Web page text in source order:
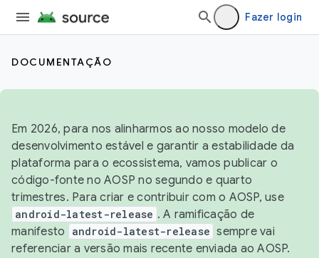
Fazer login
DOCUMENTAÇÃO
Em 2026, para nos alinharmos ao nosso modelo de
desenvolvimento estável e garantir a estabilidade da
plataforma para o ecossistema, vamos publicar o
código-fonte no AOSP no segundo e quarto
trimestres. Para criar e contribuir com o AOSP, use
android-latest-release . A ramificação de
manifesto
android-latest-release sempre vai
referenciar a versão mais recente enviada ao AOSP.